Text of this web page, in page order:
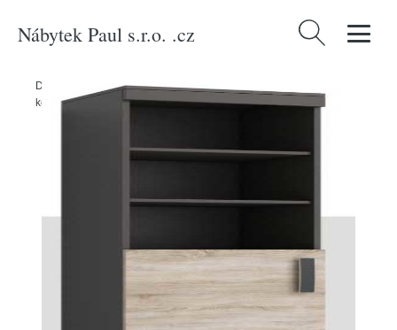
Nábytek Paul s.r.o. .cz Vyhledávání
Domů Produkty/Nábytek do obývacího pokoje
korpusu: Wenge, Lišta: Dub - canyon, Barva dvířek: Wenge